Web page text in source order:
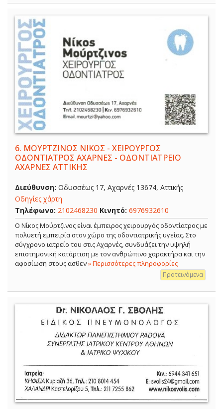
6. ΜΟΥΡΤΖΙΝΟΣ ΝΙΚΟΣ - ΧΕΙΡΟΥΡΓΟΣ
ΟΔΟΝΤΙΑΤΡΟΣ ΑΧΑΡΝΕΣ - ΟΔΟΝΤΙΑΤΡΕΙΟ
ΑΧΑΡΝΕΣ ΑΤΤΙΚΗΣ
Διεύθυνση: Οδυσσέως 17, Αχαρνές 13674, Αττικής
Οδηγίες χάρτη
Τηλέφωνο: 2102468230 Κινητό: 6976932610
Ο Νίκος Μούρτζινος είναι έμπειρος χειρουργός οδοντίατρος με
πολυετή εμπειρία στον χώρο της οδοντιατρικής υγείας. Στο
σύγχρονο ιατρείο του στις Αχαρνές, συνδυάζει την υψηλή
επιστημονική κατάρτιση με τον ανθρώπινο χαρακτήρα και την
αφοσίωση στους ασθεν» Περισσότερες πληροφορίες
Προτεινόμενα